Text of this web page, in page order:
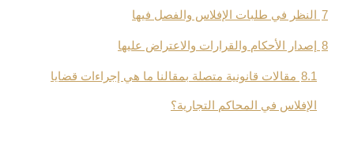
7 النظر في طلبات الإفلاس والفصل فيها
8 إصدار الأحكام والقرارات والاعتراض عليها
8.1 مقالات قانونية متصلة بمقالنا ما هي إجراءات قضايا
الإفلاس في المحاكم التجارية؟